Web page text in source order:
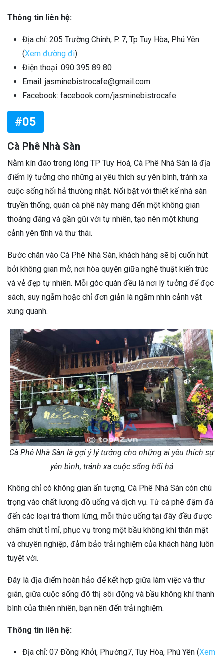
Thông tin liên hệ:
Địa chỉ: 205 Trường Chinh, P. 7, Tp Tuy Hòa, Phú Yên
(Xem đường đi)
Điện thoại: 090 395 89 80
Email: jasminebistrocafe@gmail.com
Facebook: facebook.com/jasminebistrocafe
#05
Cà Phê Nhà Sàn
Nằm kín đáo trong lòng TP Tuy Hoà, Cà Phê Nhà Sàn là địa
điểm lý tưởng cho những ai yêu thích sự yên bình, tránh xa
cuộc sống hối hả thường nhật. Nổi bật với thiết kế nhà sàn
truyền thống, quán cà phê này mang đến một không gian
thoáng đãng và gần gũi với tự nhiên, tạo nên một khung
cảnh yên tĩnh và thư thái.
Bước chân vào Cà Phê Nhà Sàn, khách hàng sẽ bị cuốn hút
bởi không gian mở, nơi hòa quyện giữa nghệ thuật kiến trúc
và vẻ đẹp tự nhiên. Mỗi góc quán đều là nơi lý tưởng để đọc
sách, suy ngẫm hoặc chỉ đơn giản là ngắm nhìn cảnh vật
xung quanh.
Cà Phê Nhà Sàn là gợi ý lý tưởng cho những ai yêu thích sự
yên bình, tránh xa cuộc sống hối hả
Không chỉ có không gian ấn tượng, Cà Phê Nhà Sàn còn chú
trọng vào chất lượng đồ uống và dịch vụ. Từ cà phê đậm đà
đến các loại trà thơm lừng, mỗi thức uống tại đây đều được
chăm chút tỉ mỉ, phục vụ trong một bầu không khí thân mật
và chuyên nghiệp, đảm bảo trải nghiệm của khách hàng luôn
tuyệt vời.
Đây là địa điểm hoàn hảo để kết hợp giữa làm việc và thư
giãn, giữa cuộc sống đô thị sôi động và bầu không khí thanh
bình của thiên nhiên, bạn nên đến trải nghiệm.
Thông tin liên hệ:
Địa chỉ: 07 Đồng Khởi, Phường7, Tuy Hòa, Phú Yên (Xem